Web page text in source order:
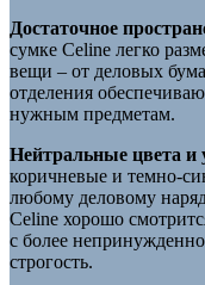
Достаточное
сумке Celine легко
вещи – от деловых
отделения
нужным предметам.
Нейтральные цвета и
коричневые и темно-
любому деловому
Celine хорошо
с более
строгость.